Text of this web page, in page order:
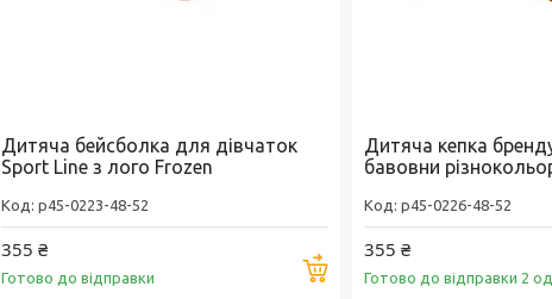
Дитяча бейсболка для дівчаток
Sport Line з лого Frozen
p45-0223-48-52
355 ₴
Готово до відправки Купити
Дитяча кепка
бавовни
p45-0226-48-52
355 ₴
Готово до відправки 2